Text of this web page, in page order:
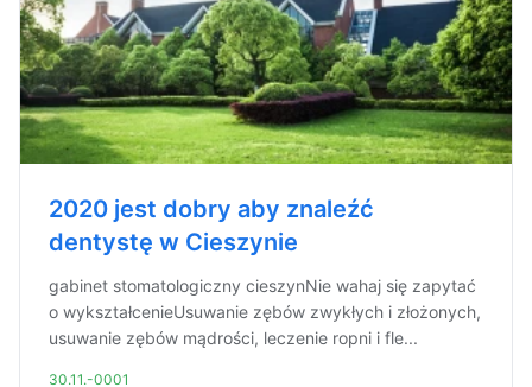
2020 jest dobry aby znaleźć
dentystę w Cieszynie
gabinet stomatologiczny cieszynNie wahaj się zapytać
o wykształcenieUsuwanie zębów zwykłych i złożonych,
usuwanie zębów mądrości, leczenie ropni i fle...
30.11.-0001